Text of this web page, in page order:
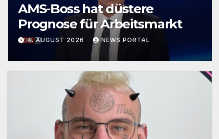
AMS-Boss hat düstere
Prognose für Arbeitsmarkt
4. AUGUST 2026 NEWS PORTAL